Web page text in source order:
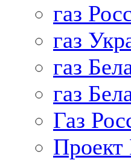
газ
газ
газ
газ
Газ
Проект